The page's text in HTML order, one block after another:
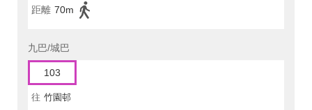
距離 70m
九巴/城巴
103
往 竹園邨